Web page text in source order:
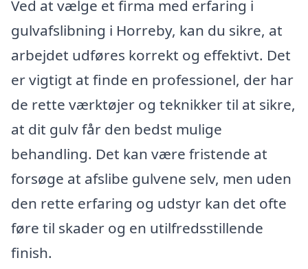
Ved at vælge et firma med erfaring i
gulvafslibning i Horreby, kan du sikre, at
arbejdet udføres korrekt og effektivt. Det
er vigtigt at finde en professionel, der har
de rette værktøjer og teknikker til at sikre,
at dit gulv får den bedst mulige
behandling. Det kan være fristende at
forsøge at afslibe gulvene selv, men uden
den rette erfaring og udstyr kan det ofte
føre til skader og en utilfredsstillende
finish.